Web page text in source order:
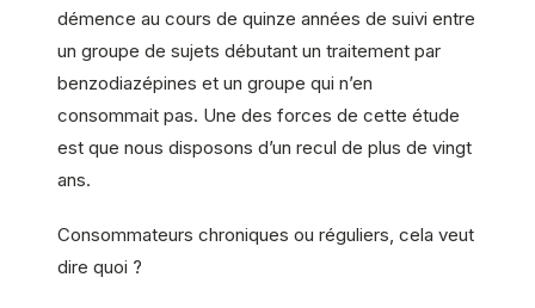
démence au cours de quinze années de suivi entre
un groupe de sujets débutant un traitement par
benzodiazépines et un groupe qui n’en
consommait pas. Une des forces de cette étude
est que nous disposons d’un recul de plus de vingt
ans.
Consommateurs chroniques ou réguliers, cela veut
dire quoi ?